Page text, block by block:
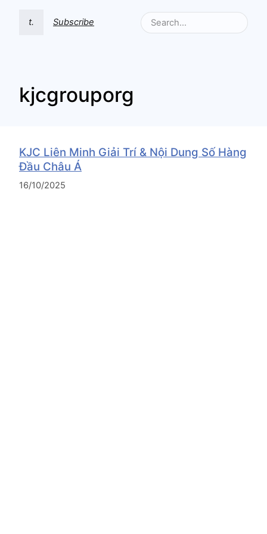
t. Subscribe
kjcgrouporg
KJC Liên Minh Giải Trí & Nội Dung Số Hàng
Đầu Châu Á
16/10/2025